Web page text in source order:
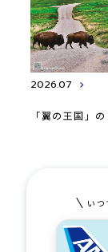
2026.07
「翼の王国」
いつ